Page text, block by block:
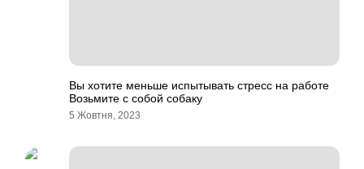
Вы хотите меньше испытывать стресс на работе
Возьмите с собой собаку
5 Жовтня, 2023